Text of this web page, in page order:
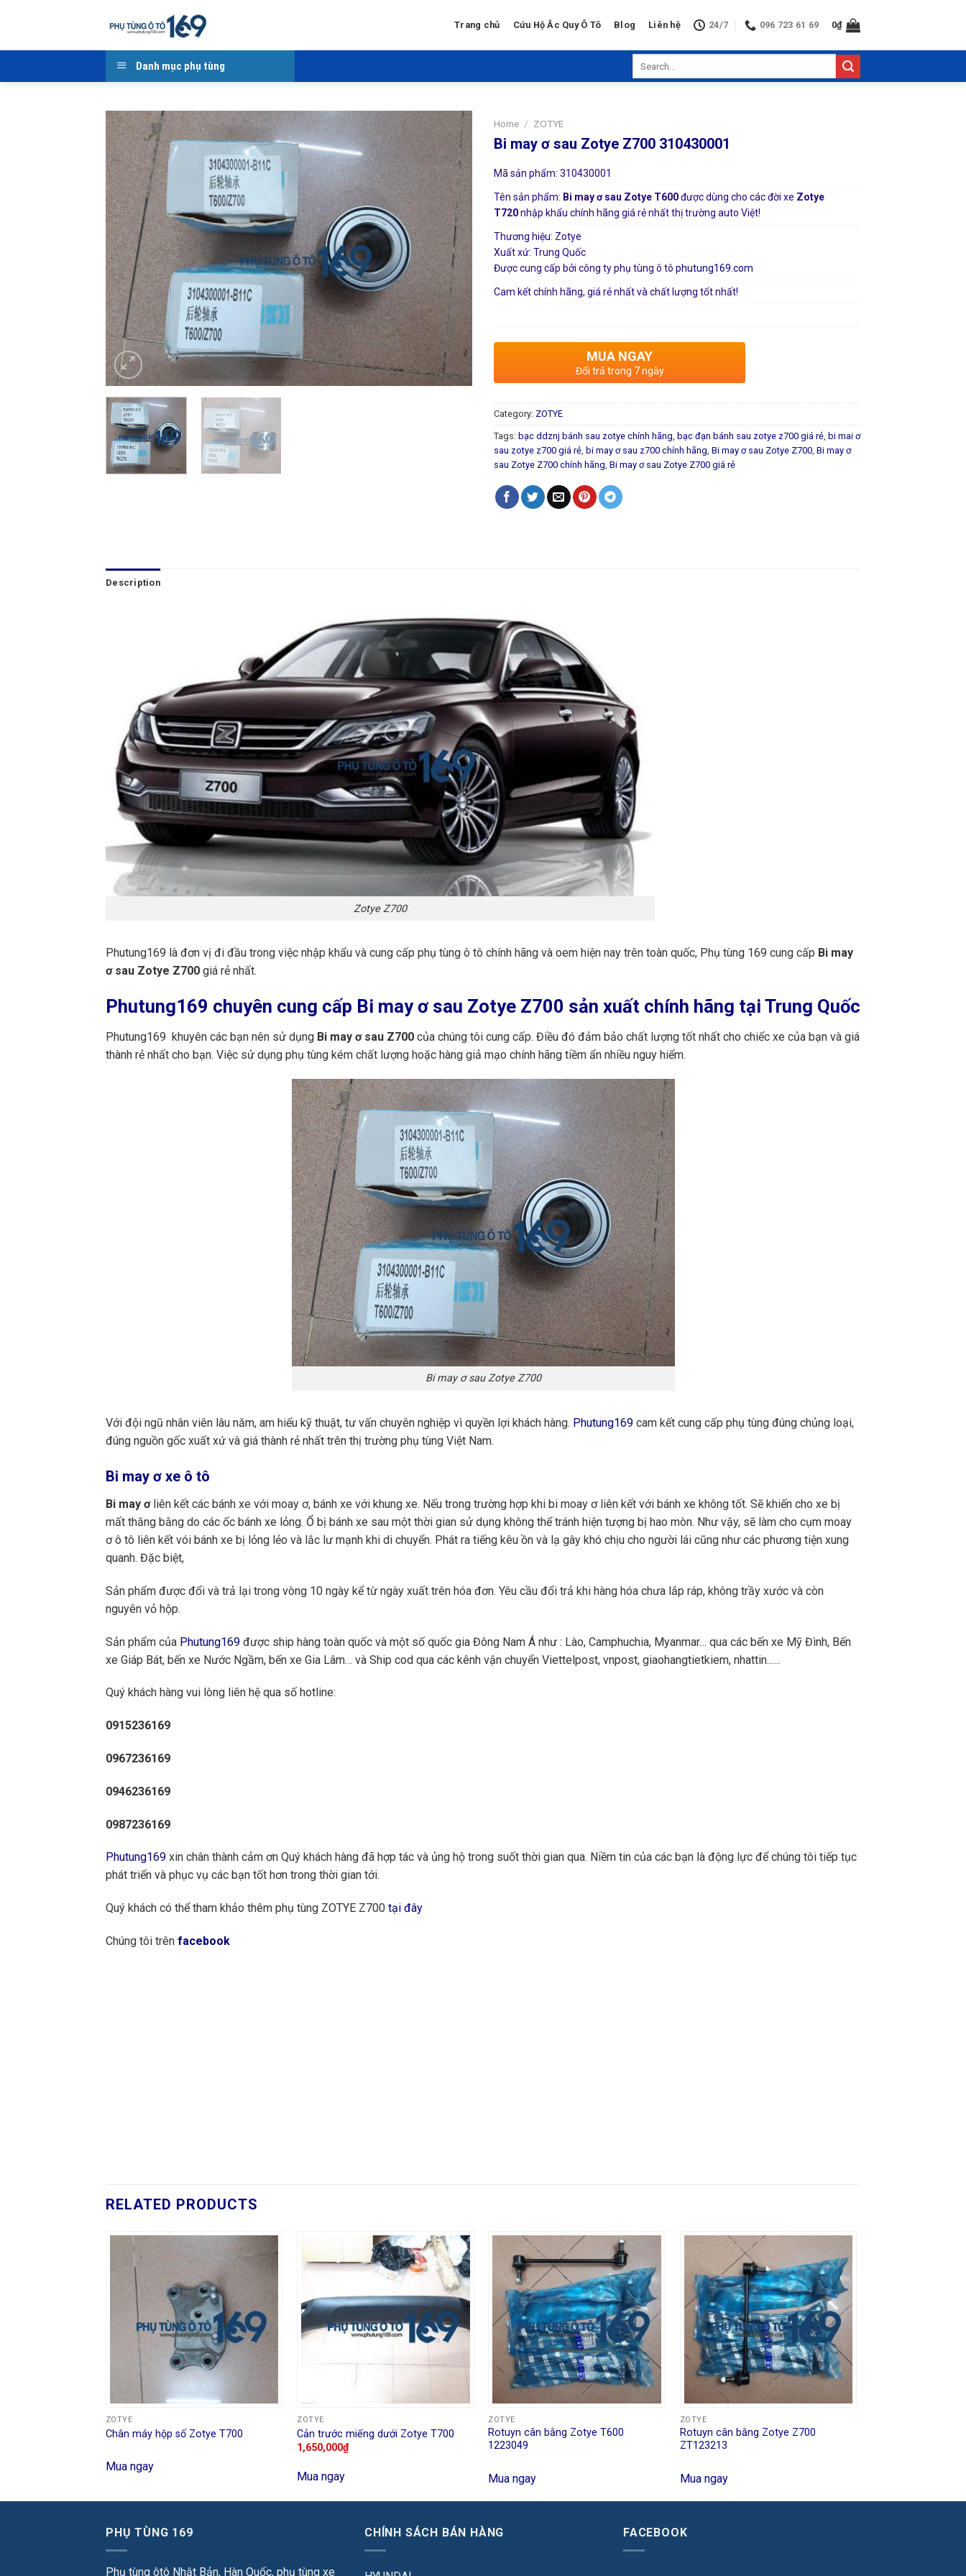
Trang chủ Cứu Hộ Ắc Quy Ô Tô Blog Liên hệ 24/7 096 723 61 69 0₫
Danh mục phụ tùng
Home / ZOTYE
Bi may ơ sau Zotye Z700 310430001
Mã sản phẩm: 310430001
Tên sản phẩm: Bi may ơ sau Zotye T600được dùng cho các đời xe Zotye
T720nhập khẩu chính hãng giá rẻ nhất thị trường auto Việt!
Thương hiệu: Zotye
Xuất xứ: Trung Quốc
Được cung cấp bởi công ty phụ tùng ô tô phutung169.com
Cam kết chính hãng, giá rẻ nhất và chất lượng tốt nhất!
MUA NGAY
Đổi trả trong 7 ngày
Category: ZOTYE
Tags: bạc ddznj bánh sau zotye chính hãng bạc đạn bánh sau zotye z700 giá rẻ bi mai ơ
sau zotye z700 giá rẻ bi may ơ sau z700 chính hãng Bi may ơ sau Zotye Z700 Bi may ơ
sau Zotye Z700 chính hãng Bi may ơ sau Zotye Z700 giá rẻ
Description
Zotye Z700
Phutung169 là đơn vị đi đầu trong việc nhập khẩu và cung cấp phụ tùng ô tô chính hãng và oem hiện nay trên toàn quốc, Phụ tùng 169 cung cấp Bi may
ơ sau Zotye Z700 giá rẻ nhất.
Phutung169 chuyên cung cấp Bi may ơ sau Zotye Z700 sản xuất chính hãng tại Trung Quốc
Phutung169 khuyên các bạn nên sử dụng Bi may ơ sau Z700 của chúng tôi cung cấp. Điều đó đảm bảo chất lượng tốt nhất cho chiếc xe của bạn và giá
thành rẻ nhất cho bạn. Việc sử dụng phụ tùng kém chất lượng hoặc hàng giả mạo chính hãng tiềm ẩn nhiều nguy hiểm.
Bi may ơ sau Zotye Z700
Với đội ngũ nhân viên lâu năm, am hiểu kỹ thuật, tư vấn chuyên nghiệp vì quyền lợi khách hàng. Phutung169 cam kết cung cấp phụ tùng đúng chủng loại,
đúng nguồn gốc xuất xứ và giá thành rẻ nhất trên thị trường phụ tùng Việt Nam.
Bi may ơ xe ô tô
Bi may ơliên kết các bánh xe với moay ơ, bánh xe với khung xe. Nếu trong trường hợp khi bi moay ơ liên kết với bánh xe không tốt. Sẽ khiến cho xe bị
mất thăng bằng do các ốc bánh xe lỏng. Ổ bị bánh xe sau một thời gian sử dụng không thể tránh hiện tượng bị hao mòn. Như vậy, sẽ làm cho cụm moay
ơ ô tô liên kết vói bánh xe bị lỏng lẻo và lắc lư mạnh khi di chuyển. Phát ra tiếng kêu ồn và lạ gây khó chịu cho người lái cũng như các phương tiện xung
quanh. Đặc biệt,
Sản phẩm được đổi và trả lại trong vòng 10 ngày kể từ ngày xuất trên hóa đơn. Yêu cầu đổi trả khi hàng hóa chưa lắp ráp, không trầy xước và còn
nguyên vỏ hộp.
Sản phẩm của Phutung169 được ship hàng toàn quốc và một số quốc gia Đông Nam Á như : Lào, Camphuchia, Myanmar… qua các bến xe Mỹ Đình, Bến
xe Giáp Bát, bến xe Nước Ngầm, bến xe Gia Lâm… và Ship cod qua các kênh vận chuyển Viettelpost, vnpost, giaohangtietkiem, nhattin..….
Quý khách hàng vui lòng liên hệ qua số hotline:
0915236169
0967236169
0946236169
0987236169
Phutung169 xin chân thành cảm ơn Quý khách hàng đã hợp tác và ủng hộ trong suốt thời gian qua. Niềm tin của các bạn là động lực để chúng tôi tiếp tục
phát triển và phục vụ các bạn tốt hơn trong thời gian tới.
Quý khách có thể tham khảo thêm phụ tùng ZOTYE Z700 tại đây
Chúng tôi trên facebook
RELATED PRODUCTS
ZOTYE
Chân máy hộp số Zotye T700
Mua ngay
ZOTYE
Cản trước miếng dưới Zotye T700
1,650,000₫
Mua ngay
ZOTYE
Rotuyn cân bằng Zotye T600
1223049
Mua ngay
ZOTYE
Rotuyn cân bằng Zotye Z700
ZT123213
Mua ngay
PHỤ TÙNG 169
Phụ tùng ôtô Nhật Bản, Hàn Quốc, phụ tùng xe
CHÍNH SÁCH BÁN HÀNG FACEBOOK